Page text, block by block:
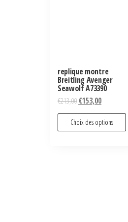
replique montre
Breitling Avenger
Seawolf A73390
€213,00€153,00
Choix des options